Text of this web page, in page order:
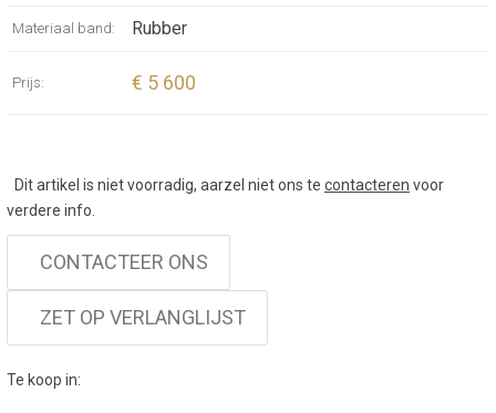
Materiaal band: Rubber
Prijs: € 5 600
Dit artikel is niet voorradig, aarzel niet ons te contacteren voor
verdere info.
CONTACTEER ONS
ZET OP VERLANGLIJST
Te koop in: